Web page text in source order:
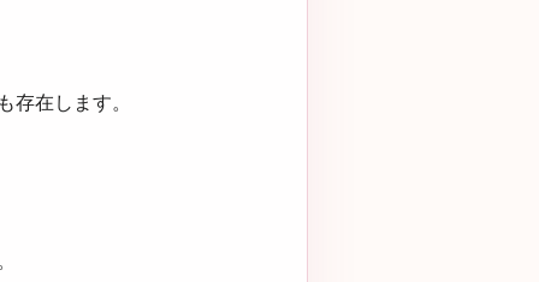
在します。